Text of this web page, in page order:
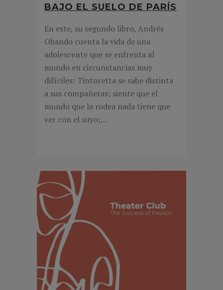
BAJO EL SUELO DE PARÍS
En este, su segundo libro, Andrés
Obando cuenta la vida de una
adolescente que se enfrenta al
mundo en circunstancias muy
difíciles: Tintoretta se sabe distinta
a sus compañeras; siente que el
mundo que la rodea nada tiene que
ver con el suyo;...